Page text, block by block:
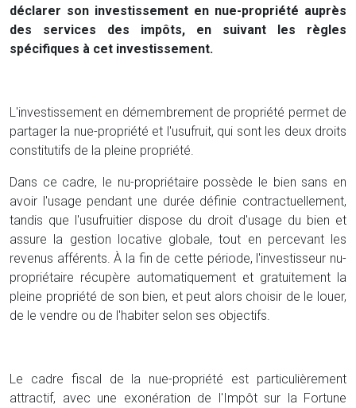
déclarer son investissement en nue-propriété auprès
des services des impôts, en suivant les règles
spécifiques à cet investissement.
L'investissement en démembrement de propriété permet de
partager la nue-propriété et l'usufruit, qui sont les deux droits
constitutifs de la pleine propriété.
Dans ce cadre, le nu-propriétaire possède le bien sans en
avoir l'usage pendant une durée définie contractuellement,
tandis que l'usufruitier dispose du droit d'usage du bien et
assure la gestion locative globale, tout en percevant les
revenus afférents. À la fin de cette période, l'investisseur nu-
propriétaire récupère automatiquement et gratuitement la
pleine propriété de son bien, et peut alors choisir de le louer,
de le vendre ou de l'habiter selon ses objectifs.
Le cadre fiscal de la nue-propriété est particulièrement
attractif, avec une exonération de l'Impôt sur la Fortune